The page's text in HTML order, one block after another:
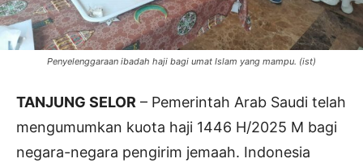
Penyelenggaraan ibadah haji bagi umat Islam yang mampu. (ist)
TANJUNG SELOR – Pemerintah Arab Saudi telah
mengumumkan kuota haji 1446 H/2025 M bagi
negara-negara pengirim jemaah. Indonesia